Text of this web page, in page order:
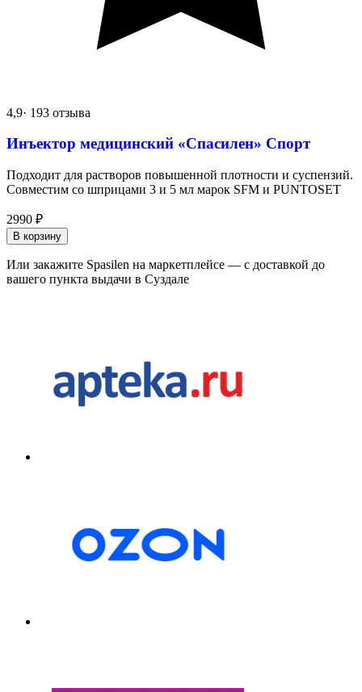
4,9· 193 отзыва
Инъектор медицинский «Спасилен» Спорт
Подходит для растворов повышенной плотности и суспензий.
Совместим со шприцами 3 и 5 мл марок SFM и PUNTOSET
2990 ₽
В корзину
Или закажите Spasilen на маркетплейсе — с доставкой до
вашего пункта выдачи в Суздале